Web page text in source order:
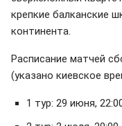
крепкие балканские
континента.
Расписание матчей
(указано киевское
1 тур: 29 июня,